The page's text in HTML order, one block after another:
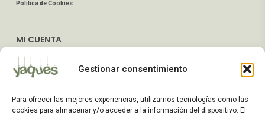
Gestionar consentimiento
Para ofrecer las mejores experiencias, utilizamos tecnologías como las
cookies para almacenar y/o acceder a la información del dispositivo. El
Política de Cookies
MI CUENTA
Dirección de Envío
Preguntas Frecuentes